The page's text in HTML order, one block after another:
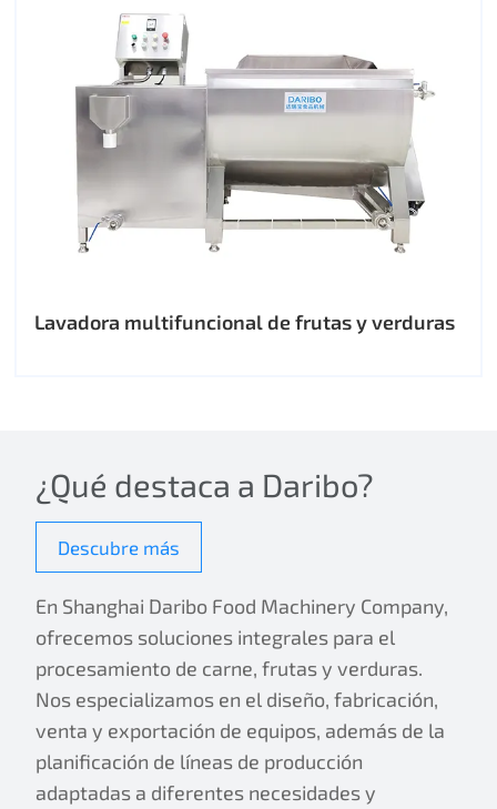
Lavadora multifuncional de frutas y verduras
¿Qué destaca a Daribo?
Descubre más
En Shanghai Daribo Food Machinery Company,
ofrecemos soluciones integrales para el
procesamiento de carne, frutas y verduras.
Nos especializamos en el diseño, fabricación,
venta y exportación de equipos, además de la
planificación de líneas de producción
adaptadas a diferentes necesidades y